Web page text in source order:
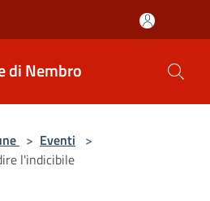
di Nembro
> Eventi >
l'indicibile